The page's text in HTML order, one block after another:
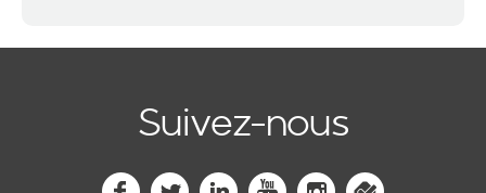
Suivez-nous